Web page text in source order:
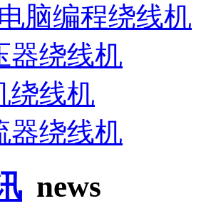
脑编程绕线机
器绕线机
绕线机
器绕线机
news